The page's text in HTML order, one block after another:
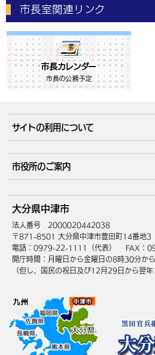
市長室関連リンク
サイトの利用について
サイトマップ
市役所のご案内
庁舎地図 組
中津市へのアクセス
大分県中津市
法人番号 2000020442038
〒871-8501 大分県中津市豊田町14番地3
電話：0979-22-1111（代表）
FAX：
開庁時間：月曜日から金曜日の8時30分か
（但し、国民の祝日及び12月29日から翌年